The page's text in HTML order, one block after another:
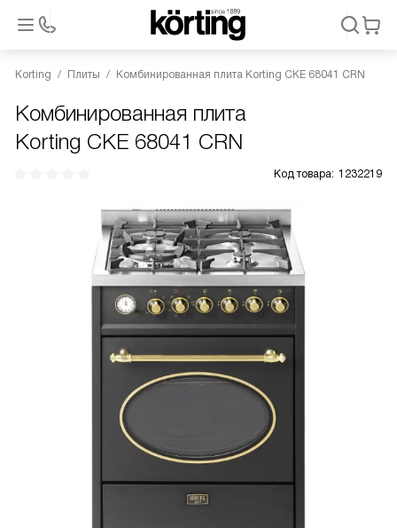
Korting Плиты Комбинированная плита Korting CKE 68041 CRN
Комбинированная плита
Korting CKE 68041 CRN
Код товара: 1232219